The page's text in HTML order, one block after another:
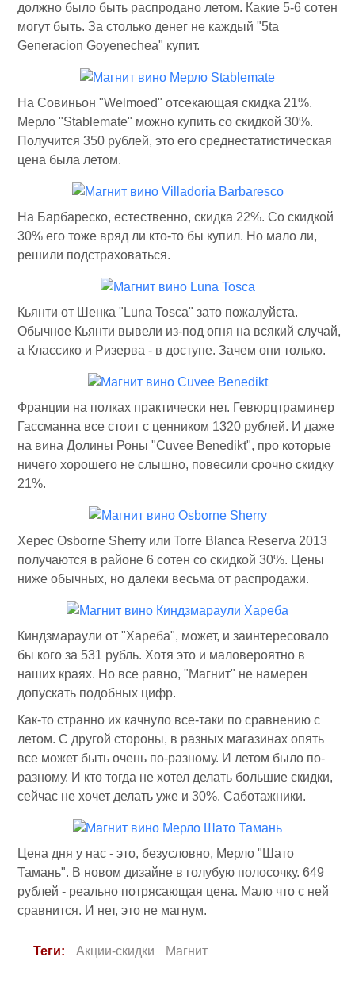
должно было быть распродано летом. Какие 5-6 сотен
могут быть. За столько денег не каждый "5ta
Generacion Goyenechea" купит.
На Совиньон "Welmoed" отсекающая скидка 21%.
Мерло "Stablemate" можно купить со скидкой 30%.
Получится 350 рублей, это его среднестатистическая
цена была летом.
На Барбареско, естественно, скидка 22%. Со скидкой
30% его тоже вряд ли кто-то бы купил. Но мало ли,
решили подстраховаться.
Кьянти от Шенка "Luna Tosca" зато пожалуйста.
Обычное Кьянти вывели из-под огня на всякий случай,
а Классико и Ризерва - в доступе. Зачем они только.
Франции на полках практически нет. Гевюрцтраминер
Гассманна все стоит с ценником 1320 рублей. И даже
на вина Долины Роны "Cuvee Benedikt", про которые
ничего хорошего не слышно, повесили срочно скидку
21%.
Херес Osborne Sherry или Torre Blanca Reserva 2013
получаются в районе 6 сотен со скидкой 30%. Цены
ниже обычных, но далеки весьма от распродажи.
Киндзмараули от "Хареба", может, и заинтересовало
бы кого за 531 рубль. Хотя это и маловероятно в
наших краях. Но все равно, "Магнит" не намерен
допускать подобных цифр.
Как-то странно их качнуло все-таки по сравнению с
летом. С другой стороны, в разных магазинах опять
все может быть очень по-разному. И летом было по-
разному. И кто тогда не хотел делать большие скидки,
сейчас не хочет делать уже и 30%. Саботажники.
Цена дня у нас - это, безусловно, Мерло "Шато
Тамань". В новом дизайне в голубую полосочку. 649
рублей - реально потрясающая цена. Мало что с ней
сравнится. И нет, это не магнум.
Теги: Акции-скидки Магнит